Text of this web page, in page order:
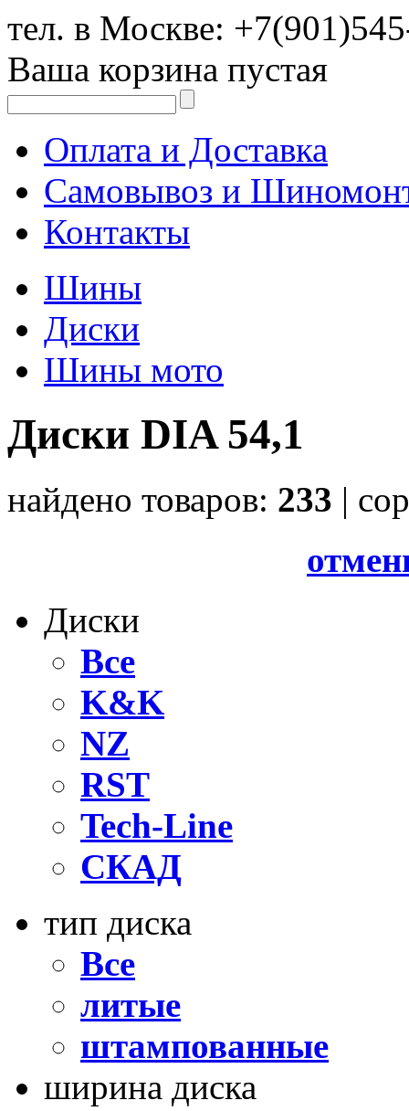
тел. в Москве:
Ваша корзина пустая
Оплата и Доставка
Самовывоз и
Контакты
Шины
Диски
Шины мото
Диски DIA 54,1
найдено товаров: 233 |
Диски
Все
K&K
NZ
RST
Tech-Line
СКАД
тип диска
Все
литые
штампованные
ширина диска